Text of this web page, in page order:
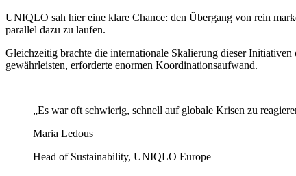
UNIQLO sah hier eine klare Chance: den Übergang von rein
parallel dazu zu laufen.
Gleichzeitig brachte die internationale Skalierung dieser
gewährleisten, erforderte enormen Koordinationsaufwand.
„Es war oft schwierig, schnell auf globale Krisen zu
Maria Ledous
Head of Sustainability, UNIQLO Europe